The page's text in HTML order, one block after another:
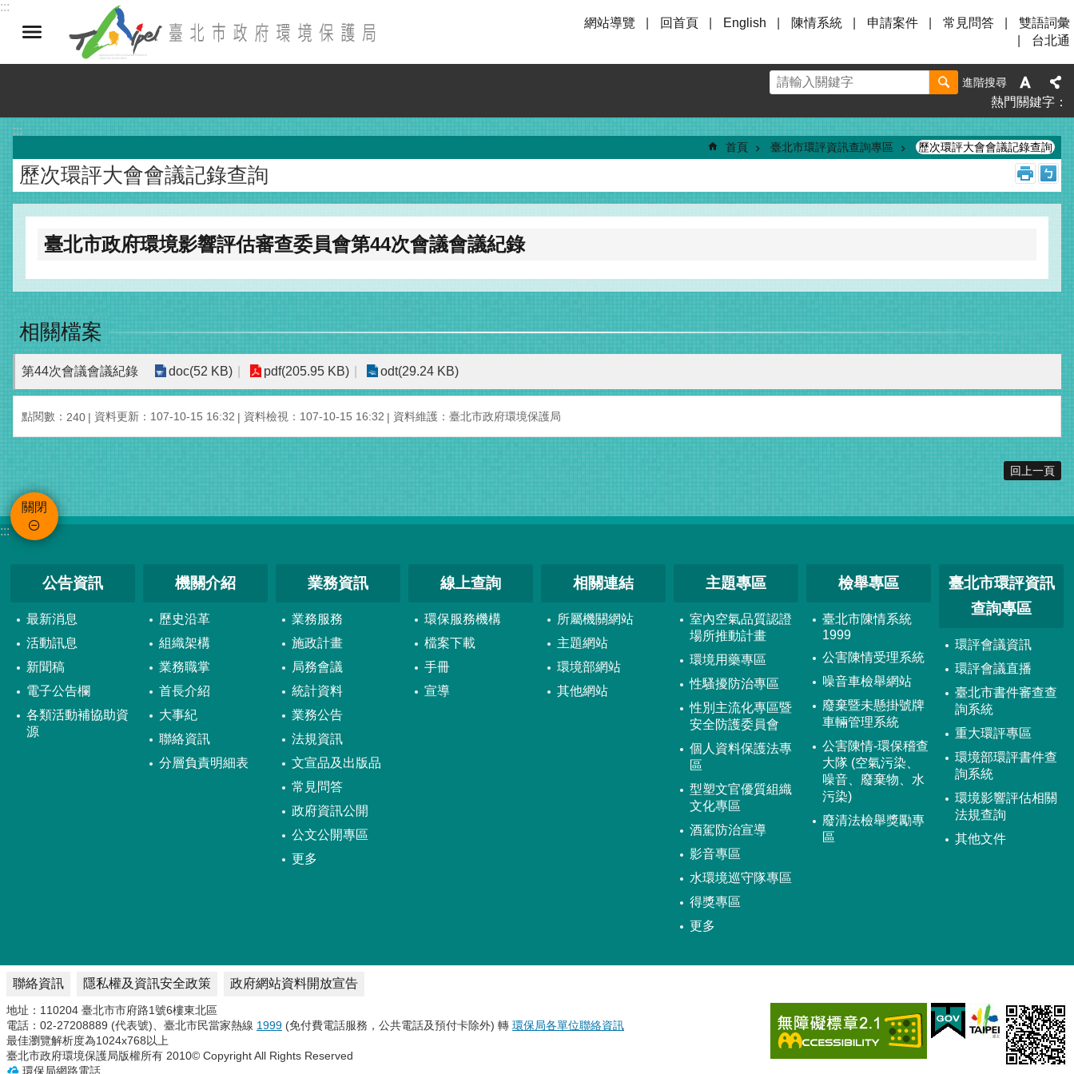
跳到主要內容區塊
:::
網站導覽
回首頁 English 陳情系統 申請案件 常見問答
雙語詞彙
台北通
進階搜尋
熱門關鍵字
:::
首頁 臺北市環評資訊查詢專區 歷次環評大會會議記錄查詢
歷次環評大會會議記錄查詢
臺北市政府環境影響評估審查委員會第44次會議會議紀錄
相關檔案
第44次會議會議紀錄 doc(52 KB) pdf(205.95 KB) odt(29.24 KB)
點閱數： 240 資料更新：107-10-15 16:32 資料檢視：107-10-15 16:32 資料維護：臺北市政府環境保護局
回上一頁
關閉
:::
公告資訊
最新消息
活動訊息
新聞稿
電子公告欄
各類活動補協助資
源
機關介紹
歷史沿革
組織架構
業務職掌
首長介紹
大事紀
聯絡資訊
分層負責明細表
業務資訊
業務服務
施政計畫
局務會議
統計資料
業務公告
法規資訊
文宣品及出版品
常見問答
政府資訊公開
公文公開專區
更多
線上查詢
環保服務機構
檔案下載
手冊
宣導
相關連結
所屬機關網站
主題網站
環境部網站
其他網站
主題專區
室內空氣品質認證
場所推動計畫
環境用藥專區
性騷擾防治專區
性別主流化專區暨
安全防護委員會
個人資料保護法專
區
型塑文官優質組織
文化專區
酒駕防治宣導
影音專區
水環境巡守隊專區
得獎專區
更多
檢舉專區
臺北市陳情系統
1999
公害陳情受理系統
噪音車檢舉網站
廢棄暨未懸掛號牌
車輛管理系統
公害陳情-環保稽查
大隊 (空氣污染、
噪音、廢棄物、水
污染)
廢清法檢舉獎勵專
區
臺北市環評資訊
查詢專區
環評會議資訊
環評會議直播
臺北市書件審查查
詢系統
重大環評專區
環境部環評書件查
詢系統
環境影響評估相關
法規查詢
其他文件
聯絡資訊 隱私權及資訊安全政策 政府網站資料開放宣告
地址：110204 臺北市市府路1號6樓東北區
電話：02-27208889 (代表號)、臺北市民當家熱線 1999 (免付費電話服務，公共電話及預付卡除外) 轉 環保局各單位聯絡資訊
最佳瀏覽解析度為1024x768以上
臺北市政府環境保護局版權所有 2010© Copyright All Rights Reserved
環保局網路電話